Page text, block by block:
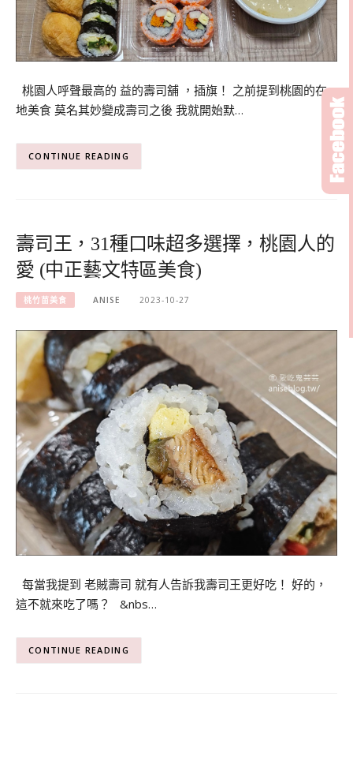
桃園人呼聲最高的 益的壽司舖 ，插旗！ 之前提到桃園的在
地美食 莫名其妙變成壽司之後 我就開始默…
CONTINUE READING
壽司王，31種口味超多選擇，桃園人的
愛 (中正藝文特區美食)
桃竹苗美食 ANISE 2023-10-27
每當我提到 老賊壽司 就有人告訴我壽司王更好吃！ 好的，
這不就來吃了嗎？ &nbs…
CONTINUE READING